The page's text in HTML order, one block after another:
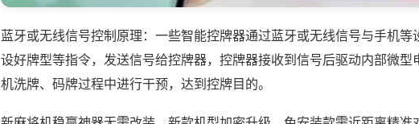
蓝牙或无线信号控制原理：一些智能控牌器通过蓝牙或无线信号与手机等
设好牌型等指令，发送信号给控牌器，控牌器接收到信号后驱动内部微型
机洗牌、码牌过程中进行干预，达到控牌目的。